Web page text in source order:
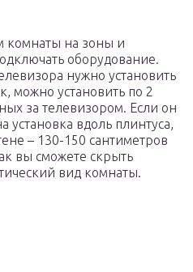
комнаты на зоны и
оборудование.
нужно установить
можно установить по 2
за телевизором. Если он
установка вдоль плинтуса,
– 130-150 сантиметров
вы сможете скрыть
вид комнаты.